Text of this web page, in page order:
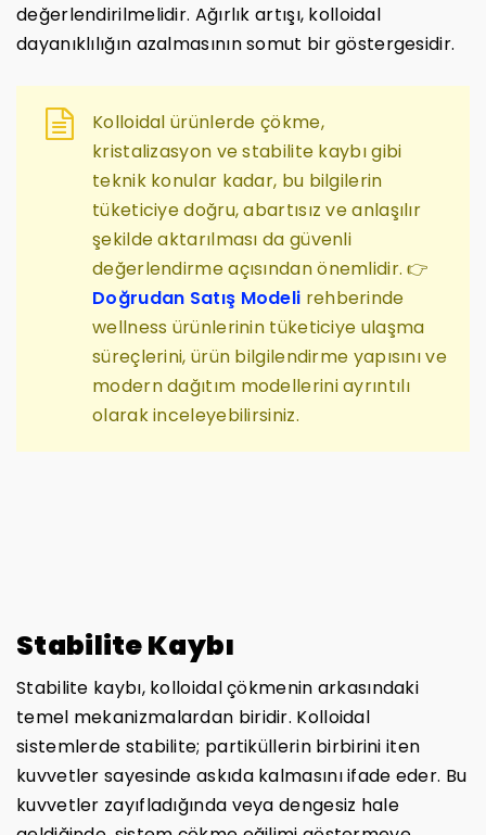
değerlendirilmelidir. Ağırlık artışı, kolloidal
dayanıklılığın azalmasının somut bir göstergesidir.
Kolloidal ürünlerde çökme,
kristalizasyon ve stabilite kaybı gibi
teknik konular kadar, bu bilgilerin
tüketiciye doğru, abartısız ve anlaşılır
şekilde aktarılması da güvenli
değerlendirme açısından önemlidir. 👉
Doğrudan Satış Modeli rehberinde
wellness ürünlerinin tüketiciye ulaşma
süreçlerini, ürün bilgilendirme yapısını ve
modern dağıtım modellerini ayrıntılı
olarak inceleyebilirsiniz.
Stabilite Kaybı
Stabilite kaybı, kolloidal çökmenin arkasındaki
temel mekanizmalardan biridir. Kolloidal
sistemlerde stabilite; partiküllerin birbirini iten
kuvvetler sayesinde askıda kalmasını ifade eder. Bu
kuvvetler zayıfladığında veya dengesiz hale